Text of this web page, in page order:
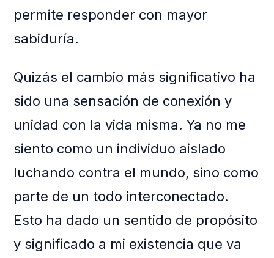
permite responder con mayor
sabiduría.
Quizás el cambio más significativo ha
sido una sensación de conexión y
unidad con la vida misma. Ya no me
siento como un individuo aislado
luchando contra el mundo, sino como
parte de un todo interconectado.
Esto ha dado un sentido de propósito
y significado a mi existencia que va